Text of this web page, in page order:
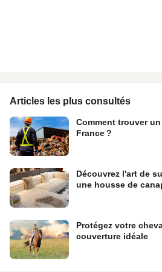
Articles les plus consultés
Comment trouver
France ?
Découvrez l'art de
une housse de
Protégez votre
couverture idéale